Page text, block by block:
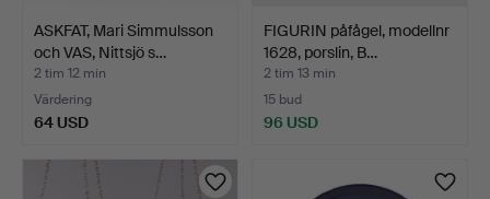
ASKFAT, Mari Simmulsson
och VAS, Nittsjö s…
2 tim 12 min
Värdering
64 USD
FIGURIN påfågel, modellnr
1628, porslin, B…
2 tim 13 min
15 bud
96 USD